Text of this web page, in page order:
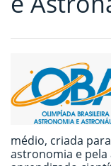
médio, criada
astronomia e